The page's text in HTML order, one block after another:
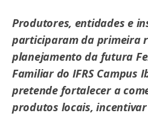
Produtores, entidades e
participaram da primeira
planejamento da futura
Familiar do IFRS Campus
pretende fortalecer a
produtos locais,